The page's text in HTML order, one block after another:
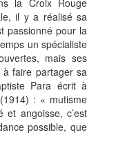
la Croix Rouge
il y a réalisé sa
passionné pour la
un spécialiste
mais ses
faire partager sa
Para écrit à
: « mutisme
et angoisse, c’est
possible, que